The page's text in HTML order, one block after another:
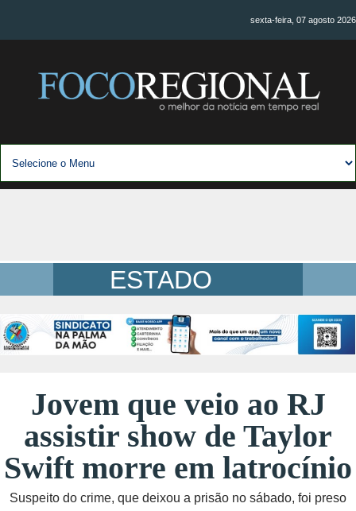
sexta-feira, 07 agosto 2026
ESTADO
Jovem que veio ao RJ
assistir show de Taylor
Swift morre em latrocínio
Suspeito do crime, que deixou a prisão no sábado, foi preso